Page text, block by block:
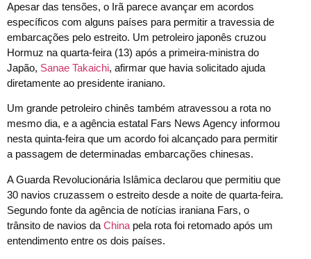
Apesar das tensões, o Irã parece avançar em acordos
específicos com alguns países para permitir a travessia de
embarcações pelo estreito. Um petroleiro japonês cruzou
Hormuz na quarta-feira (13) após a primeira-ministra do
Japão, Sanae Takaichi, afirmar que havia solicitado ajuda
diretamente ao presidente iraniano.
Um grande petroleiro chinês também atravessou a rota no
mesmo dia, e a agência estatal Fars News Agency informou
nesta quinta-feira que um acordo foi alcançado para permitir
a passagem de determinadas embarcações chinesas.
A Guarda Revolucionária Islâmica declarou que permitiu que
30 navios cruzassem o estreito desde a noite de quarta-feira.
Segundo fonte da agência de notícias iraniana Fars, o
trânsito de navios da China pela rota foi retomado após um
entendimento entre os dois países.